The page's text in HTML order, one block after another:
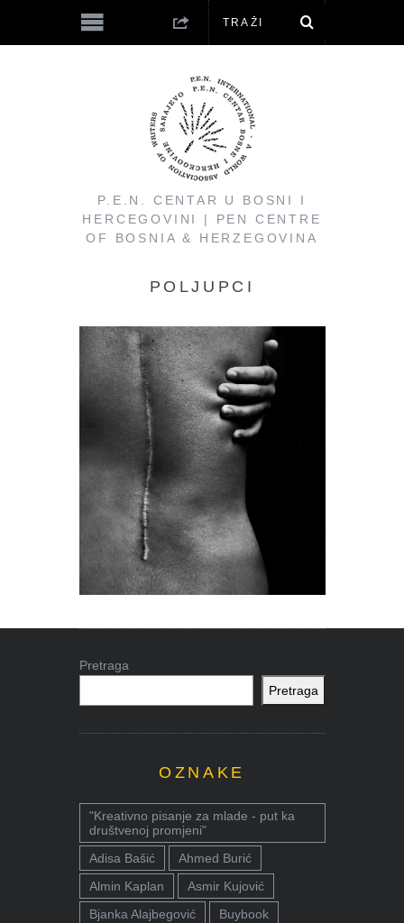
P.E.N. CENTAR U BOSNI I
HERCEGOVINI | PEN CENTRE
OF BOSNIA & HERZEGOVINA
POLJUPCI
Pretraga
Pretraga
OZNAKE
"Kreativno pisanje za mlade - put ka
društvenoj promjeni"
Adisa Bašić
Ahmed Burić
Almin Kaplan
Asmir Kujović
Bjanka Alajbegović
Buybook